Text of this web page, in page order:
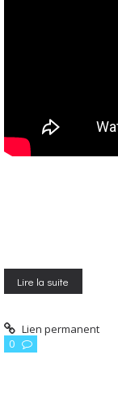
Lire la suite
Lien permanent
0